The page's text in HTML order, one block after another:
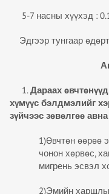
5-7 насны хүүхэд :
Эдгээр тунгаар өдөрт
1.Дараах өвчтөнүүд
хүмүүс бэлдмэлийг
зүйчээс зөвөлгөөавна
1)Өвчтөн өөрөө
чонон хөрвөс,
мигрень эсвэл
2)Эмийн